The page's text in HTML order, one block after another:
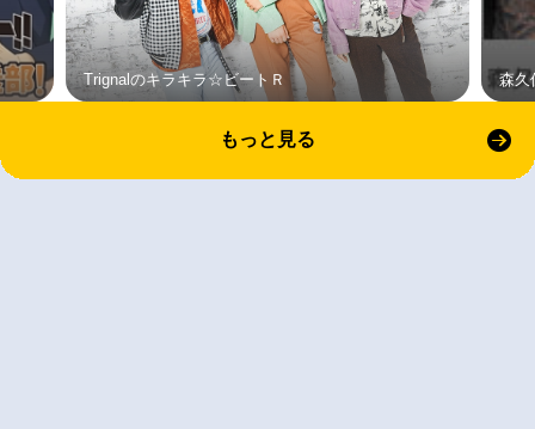
Trignalのキラキラ☆ビートＲ 森久
もっと見る